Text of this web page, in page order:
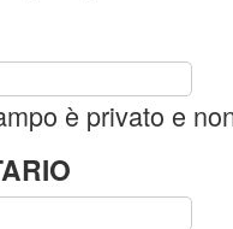
è privato e